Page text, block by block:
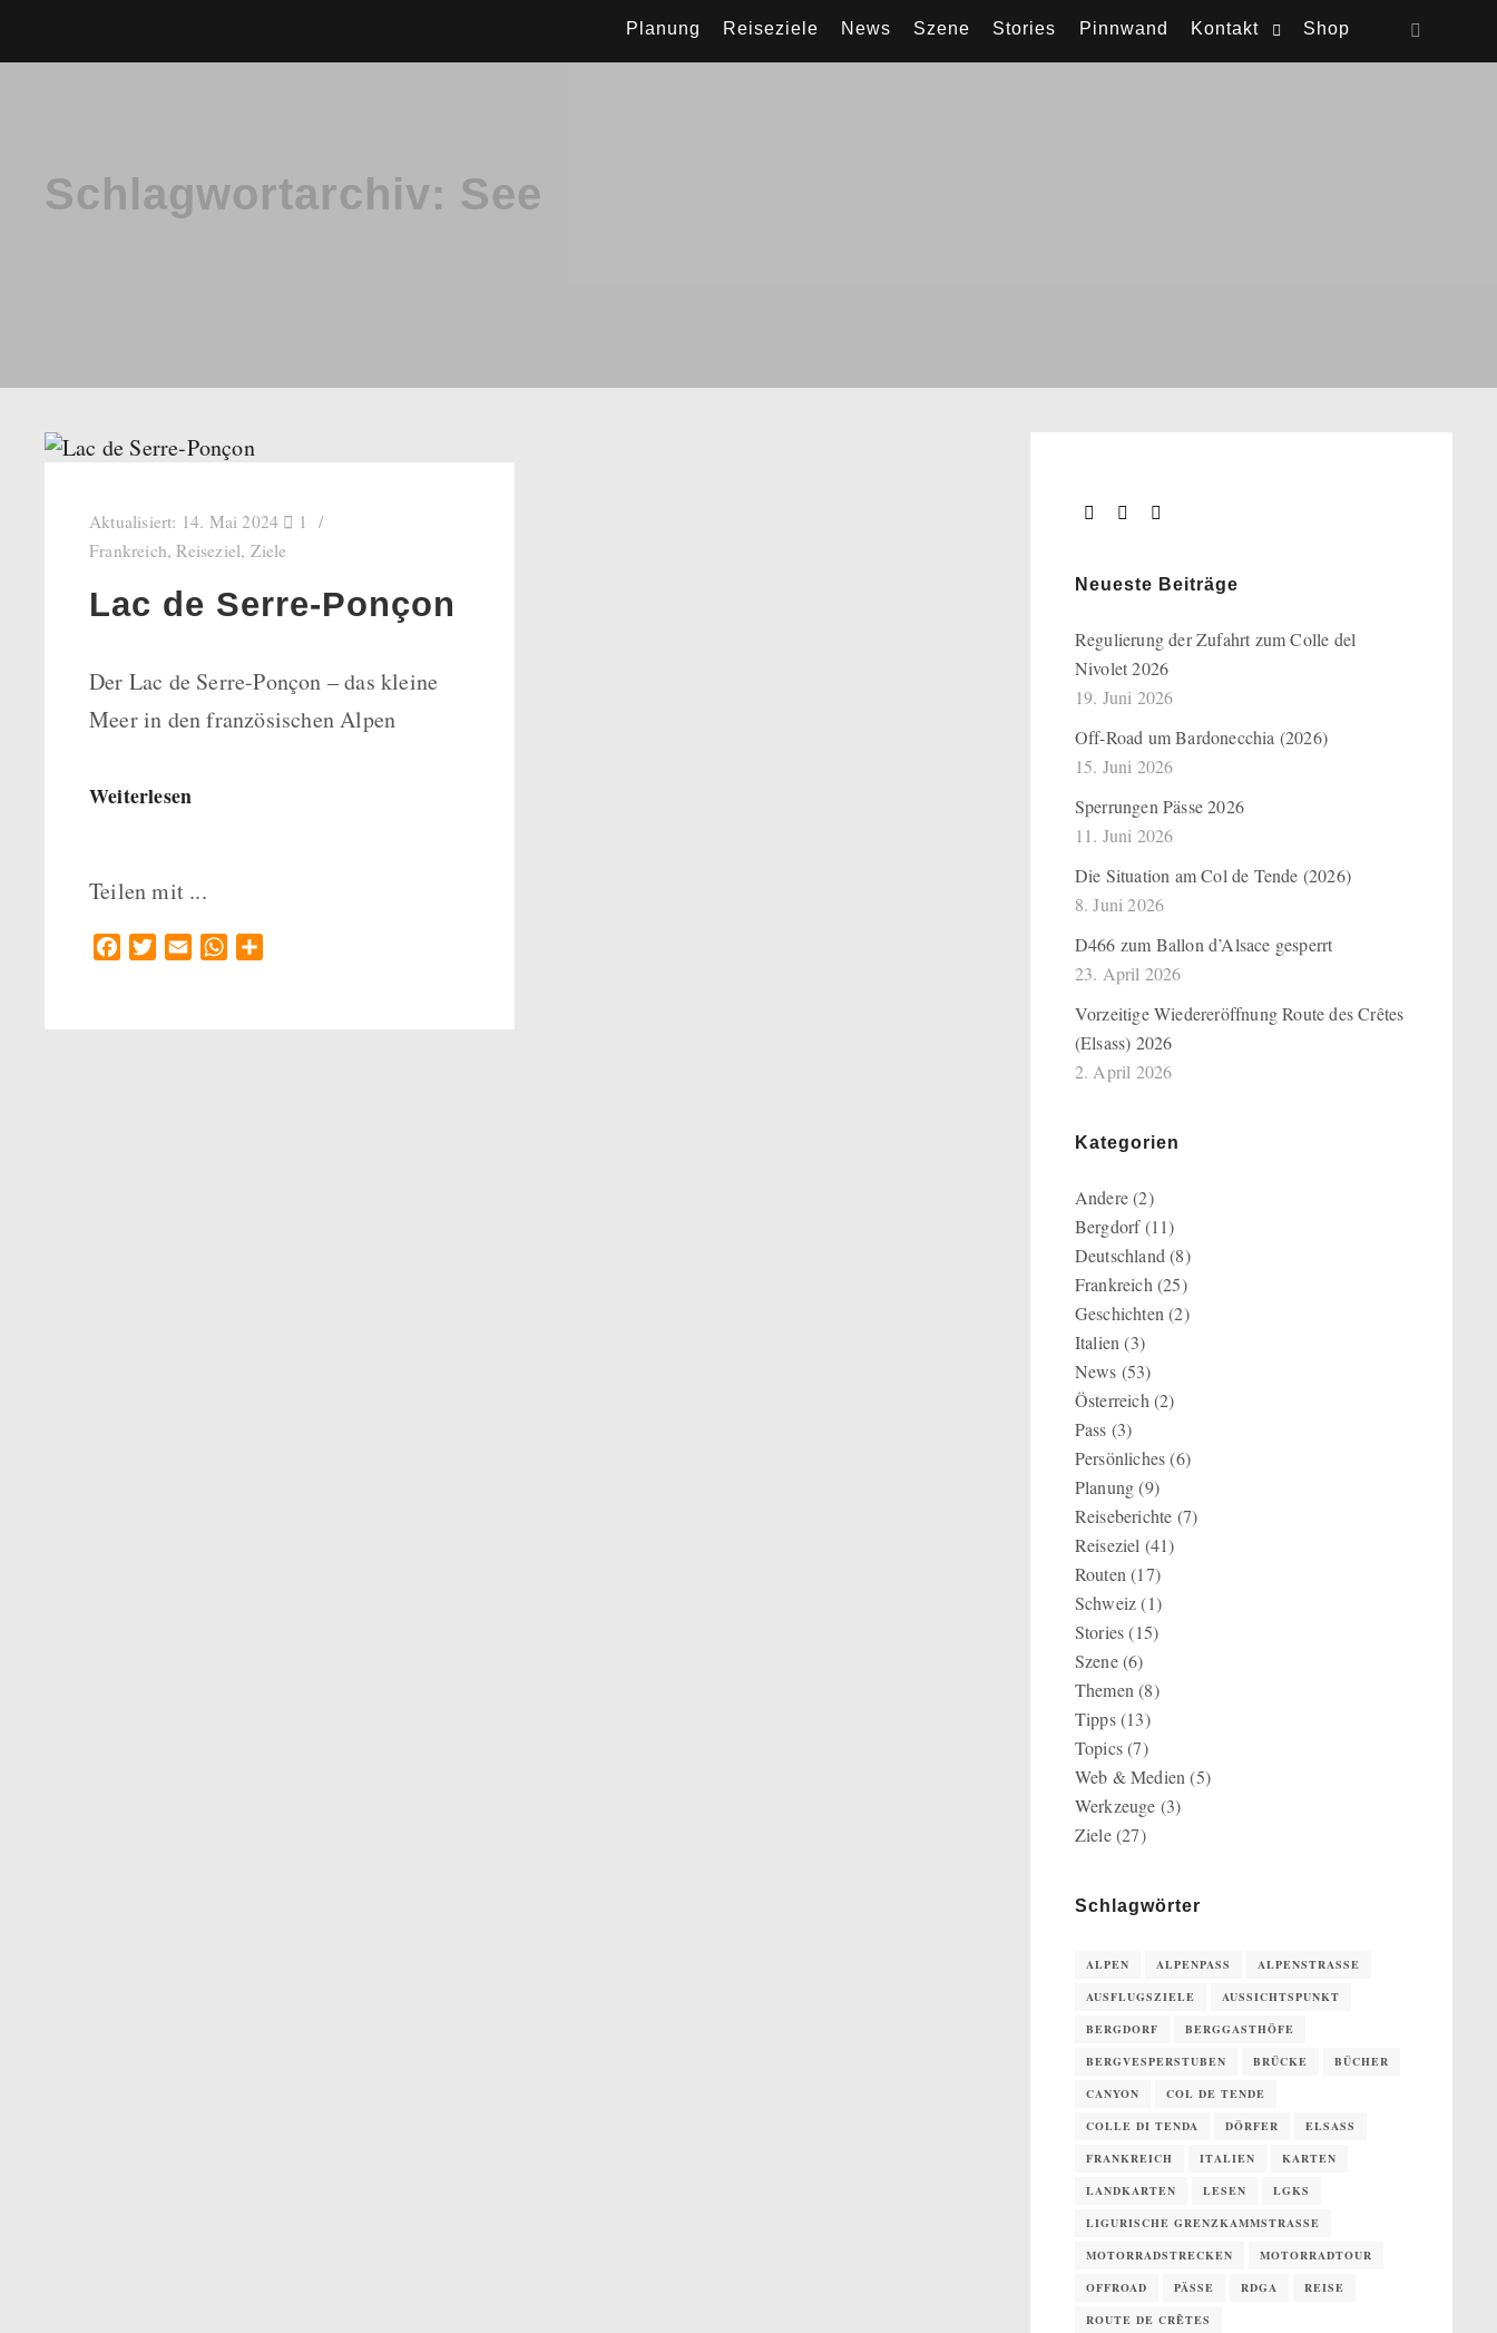
Planung Reiseziele News Szene Stories Pinnwand Kontakt
Shop
Weitere
Schlagwortarchiv: See
Aktualisiert: 14. Mai 2024
1
Frankreich,Reiseziel, Ziele
Lac de Serre-Ponçon
Der Lac de Serre-Ponçon – das kleine
Meer in den französischen Alpen
Weiterlesen
Teilen mit ...
FacebookTwitterEmail WhatsApp
Neueste Beiträge
Regulierung der Zufahrt zum Colle del
Nivolet 2026
19. Juni 2026
Off-Road um Bardonecchia (2026)
15. Juni 2026
Sperrungen Pässe 2026
11. Juni 2026
Die Situation am Col de Tende (2026)
8. Juni 2026
D466 zum Ballon d’Alsace gesperrt
23. April 2026
Vorzeitige Wiedereröffnung Route des Crêtes
(Elsass) 2026
2. April 2026
Kategorien
Andere(2)
Bergdorf(11)
Deutschland (8)
Frankreich (25)
Geschichten (2)
Italien (3)
News (53)
Österreich (2)
Pass (3)
Persönliches(6)
Planung(9)
Reiseberichte (7)
Reiseziel (41)
Routen (17)
Schweiz(1)
Stories(15)
Szene(6)
Themen (8)
Tipps(13)
Topics(7)
Web & Medien (5)
Werkzeuge (3)
Ziele(27)
Schlagwörter
ALPEN ALPENPASS ALPENSTRASSE
AUSFLUGSZIELE AUSSICHTSPUNKT
BERGDORF BERGGASTHÖFE
BERGVESPERSTUBEN BRÜCKE BÜCHER
CANYON COL DE TENDE
COLLE DI TENDA DÖRFER ELSASS
FRANKREICH ITALIEN KARTEN
LANDKARTEN LESEN LGKS
LIGURISCHE GRENZKAMMSTRASSE
MOTORRADSTRECKEN MOTORRADTOUR
OFFROAD PÄSSE RDGA REISE
ROUTE DE CRÊTES